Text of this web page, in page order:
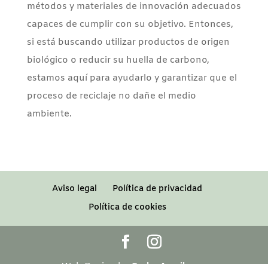
métodos y materiales de innovación adecuados
capaces de cumplir con su objetivo. Entonces,
si está buscando utilizar productos de origen
biológico o reducir su huella de carbono,
estamos aquí para ayudarlo y garantizar que el
proceso de reciclaje no dañe el medio
ambiente.
Aviso legal
Política de privacidad
Política de cookies